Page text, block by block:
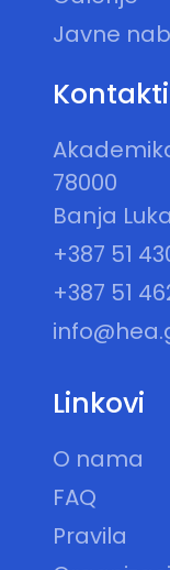
Javne
Kontakti
78000
Banja Luka
+387 51
+387 51
Linkovi
O nama
FAQ
Pravila